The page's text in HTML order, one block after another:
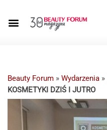
Beauty Forum » Wydarzenia »
KOSMETYKI DZIŚ I JUTRO